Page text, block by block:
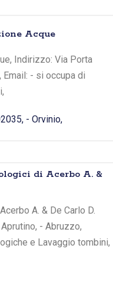
Acque
Indirizzo: Via Porta
- si occupa di
- Orvinio,
di Acerbo A. &
A. & De Carlo D.
- Abruzzo,
e Lavaggio tombini,